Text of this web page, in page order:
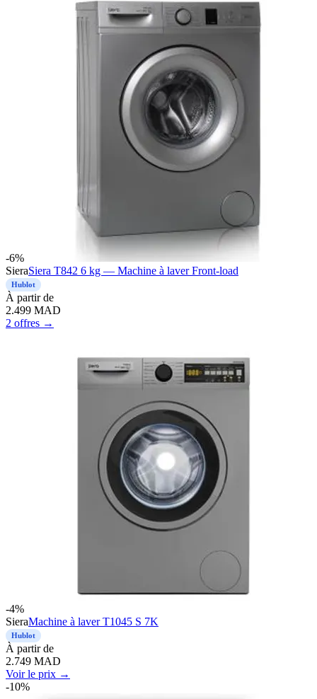
-6%
SieraSiera T842 6 kg — Machine à laver Front-load
Hublot
À partir de
2.499 MAD
2 offres →
-4%
SieraMachine à laver T1045 S 7K
Hublot
À partir de
2.749 MAD
Voir le prix →
-10%